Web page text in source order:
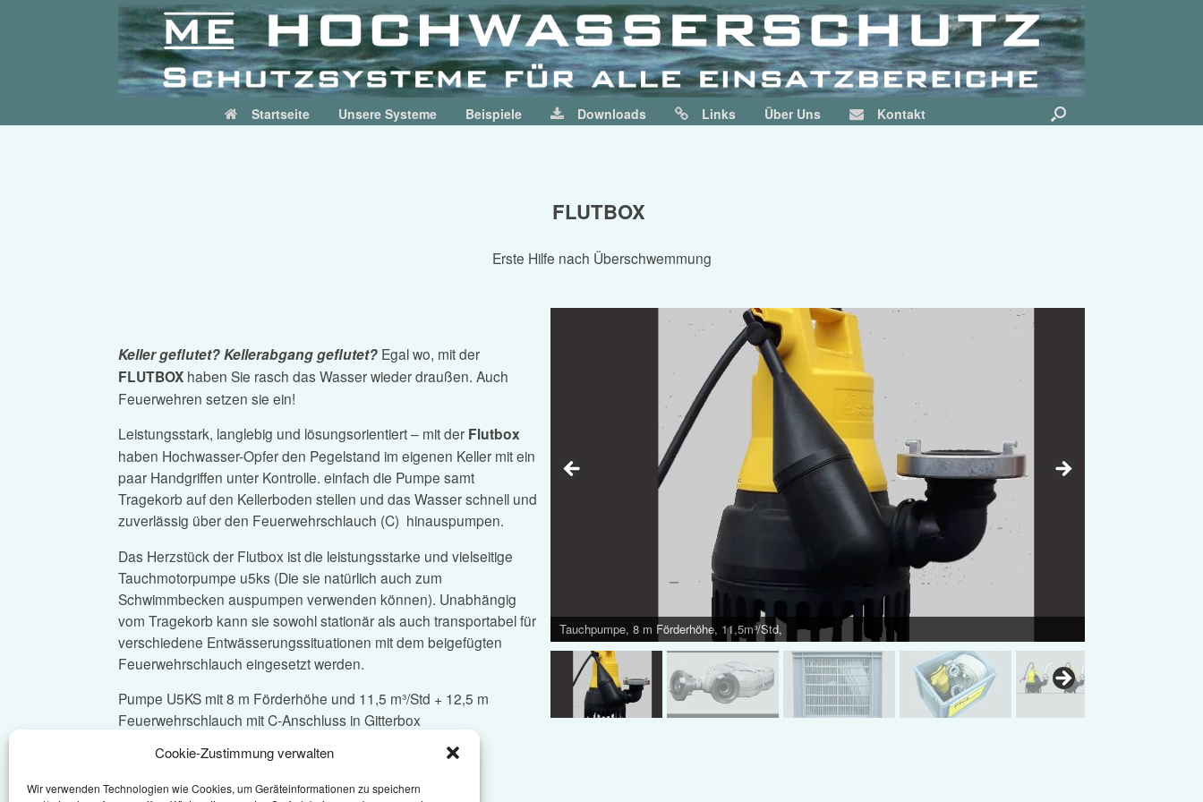
Cookie-Zustimmung verwalten
Wir verwenden Technologien wie Cookies, um Geräteinformationen zu speichern
Startseite Unsere Systeme Beispiele Downloads Links Über Uns Kontakt
FLUTBOX
Erste Hilfe nach Überschwemmung
Keller geflutet? Kellerabgang geflutet? Egal wo, mit der
FLUTBOX haben Sie rasch das Wasser wieder draußen. Auch
Feuerwehren setzen sie ein!
Leistungsstark, langlebig und lösungsorientiert – mit der Flutbox
haben Hochwasser-Opfer den Pegelstand im eigenen Keller mit ein
paar Handgriffen unter Kontrolle. einfach die Pumpe samt
Tragekorb auf den Kellerboden stellen und das Wasser schnell und
zuverlässig über den Feuerwehrschlauch (C) hinauspumpen.
Das Herzstück der Flutbox ist die leistungsstarke und vielseitige
Tauchmotorpumpe u5ks (Die sie natürlich auch zum
Schwimmbecken auspumpen verwenden können). Unabhän­gig
vom Tragekorb kann sie sowohl stationär als auch transportabel für
verschiedene Entwässerungssituationen mit dem beigefügten
Feuerwehrschlauch eingesetzt werden.
Pumpe U5KS mit 8 m Förderhöhe und 11,5 m³/Std + 12,5 m
Feuerwehrschlauch mit C-Anschluss in Gitterbox
Zum Download: Flutbox Infoblatt
Bestellen Sie gleich in unserem Online-Shop
Tauchpumpe, 8 m Förderhöhe, 11,5m³/Std,